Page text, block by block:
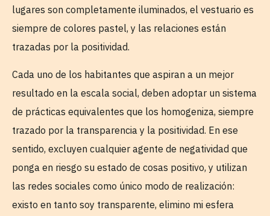
lugares son completamente iluminados, el vestuario es
siempre de colores pastel, y las relaciones están
trazadas por la positividad.
Cada uno de los habitantes que aspiran a un mejor
resultado en la escala social, deben adoptar un sistema
de prácticas equivalentes que los homogeniza, siempre
trazado por la transparencia y la positividad. En ese
sentido, excluyen cualquier agente de negatividad que
ponga en riesgo su estado de cosas positivo, y utilizan
las redes sociales como único modo de realización:
existo en tanto soy transparente, elimino mi esfera